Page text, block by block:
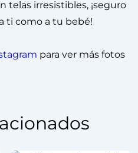
telas irresistibles, ¡seguro
ti como a tu bebé!
para ver más fotos